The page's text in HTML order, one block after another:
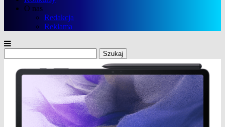
O nas
Redakcja
Reklama